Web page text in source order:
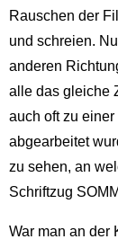
Rauschen der
und schreien.
anderen
alle das gleiche
auch oft zu
abgearbeitet
zu sehen, an
Schriftzug
War man an der